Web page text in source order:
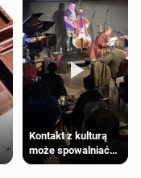
Kontakt z kulturą
może spowalniać
starzenie